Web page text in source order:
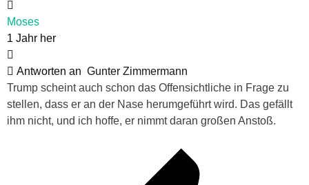
Moses
1 Jahr her
Antworten an Gunter Zimmermann
Trump scheint auch schon das Offensichtliche in Frage zu
stellen, dass er an der Nase herumgeführt wird. Das gefällt
ihm nicht, und ich hoffe, er nimmt daran großen Anstoß.